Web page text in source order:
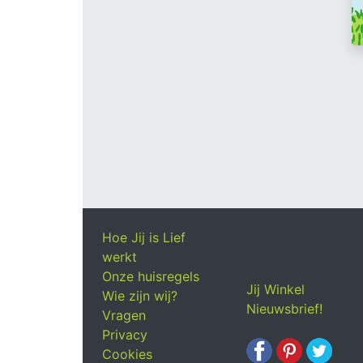
Hoe Jij is Lief
werkt
Onze huisregels
Wie zijn wij?
Vragen
Privacy
Cookies
Jij Winkel
Nieuwsbrief!